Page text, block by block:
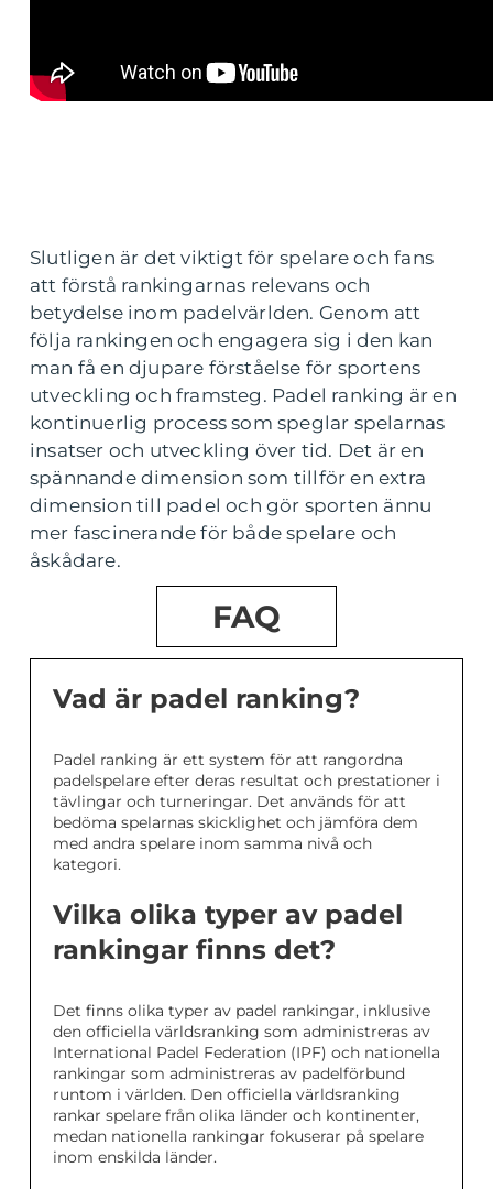
Slutligen är det viktigt för spelare och fans
att förstå rankingarnas relevans och
betydelse inom padelvärlden. Genom att
följa rankingen och engagera sig i den kan
man få en djupare förståelse för sportens
utveckling och framsteg. Padel ranking är en
kontinuerlig process som speglar spelarnas
insatser och utveckling över tid. Det är en
spännande dimension som tillför en extra
dimension till padel och gör sporten ännu
mer fascinerande för både spelare och
åskådare.
FAQ
Vad är padel ranking?
Padel ranking är ett system för att rangordna
padelspelare efter deras resultat och prestationer i
tävlingar och turneringar. Det används för att
bedöma spelarnas skicklighet och jämföra dem
med andra spelare inom samma nivå och
kategori.
Vilka olika typer av padel
rankingar finns det?
Det finns olika typer av padel rankingar, inklusive
den officiella världsranking som administreras av
International Padel Federation (IPF) och nationella
rankingar som administreras av padelförbund
runtom i världen. Den officiella världsranking
rankar spelare från olika länder och kontinenter,
medan nationella rankingar fokuserar på spelare
inom enskilda länder.